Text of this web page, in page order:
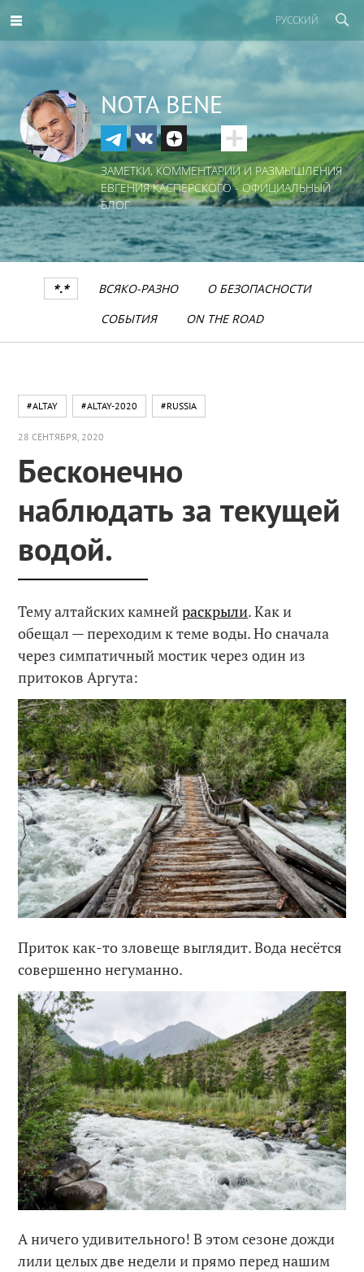
РУССКИЙ
NOTA BENE
ЗАМЕТКИ, КОММЕНТАРИИ И РАЗМЫШЛЕНИЯ
ЕВГЕНИЯ КАСПЕРСКОГО - ОФИЦИАЛЬНЫЙ
БЛОГ
*.* ВСЯКО-РАЗНО
О БЕЗОПАСНОСТИ
СОБЫТИЯ
ON THE ROAD
#ALTAY #ALTAY-2020 #RUSSIA
28 СЕНТЯБРЯ, 2020
Бесконечно
наблюдать за текущей
водой.
Тему алтайских камнейраскрыли. Как и
обещал — переходим к теме воды. Но сначала
через симпатичный мостик через один из
притоков Аргута:
Приток как-то зловеще выглядит. Вода несётся
совершенно негуманно.
А ничего удивительного! В этом сезоне дожди
лили целых две недели и прямо перед нашим